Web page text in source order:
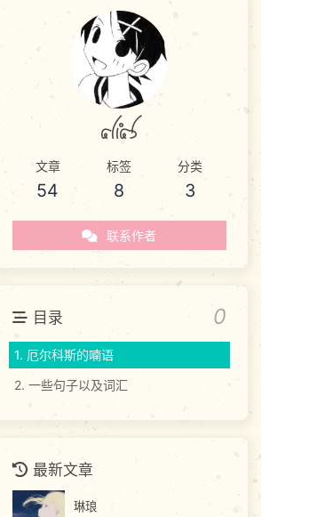
akas
文章
54
标签
8
分类
3
联系作者
目录 0
1. 厄尔科斯的喃语
2. 一些句子以及词汇
最新文章
琳琅